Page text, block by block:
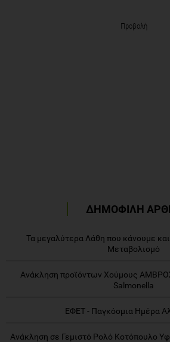
Προβολή
ΔΗΜΟΦΙΛΗ
Τα μεγαλύτερα Λάθη που κάνουμε
Μεταβολισμό
Ανάκληση προϊόντων Χούμους
Salmonella
ΕΦΕΤ - Παγκόσμια Ημέρα
Ανάκληση σε Γεμιστό Ρολό Κοτόπουλο